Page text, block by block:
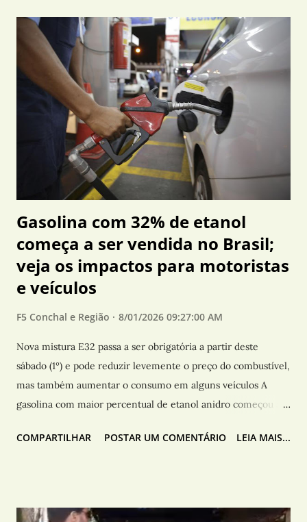
ocorrência, os guardas também foram chamados para
verificar um veículo completamente incendiado no bairro
Parque Real II, nas proximidades do ponto onde o corpo foi
localizado. Segundo a Guarda Municipal, a curta distância
entre os dois locais e as circunstâncias observadas levantam a
hipótese de que os fatos possam estar relacionados. Após a
identificação do proprietário do veículo, as informações
foram encaminhadas à Polícia Civil para auxiliar nas
investigações. A Pol...
Gasolina com 32% de etanol
começa a ser vendida no Brasil;
veja os impactos para motoristas
e veículos
F5 Conchal e Região 8/01/2026 09:27:00 AM
Nova mistura E32 passa a ser obrigatória a partir deste
sábado (1º) e pode reduzir levemente o preço do combustível,
mas também aumentar o consumo em alguns veículos A
gasolina com maior percentual de etanol anidro começou a
mistura, denominada E32, eleva de 30% para 32% a
conforme os estoques da mistura anterior forem sendo
COMPARTILHAR POSTAR UM COMENTÁRIO LEIA MAIS...